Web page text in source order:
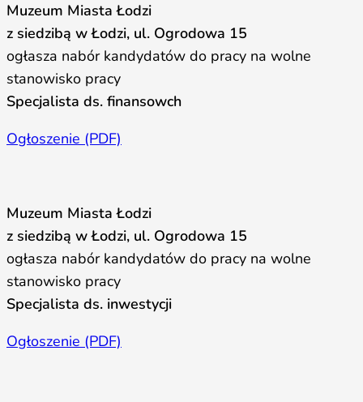
Muzeum Miasta Łodzi
z siedzibą w Łodzi, ul. Ogrodowa 15
ogłasza nabór kandydatów do pracy na wolne
stanowisko pracy
Specjalista ds. finansowch
Ogłoszenie (PDF)
Muzeum Miasta Łodzi
z siedzibą w Łodzi, ul. Ogrodowa 15
ogłasza nabór kandydatów do pracy na wolne
stanowisko pracy
Specjalista ds. inwestycji
Ogłoszenie (PDF)